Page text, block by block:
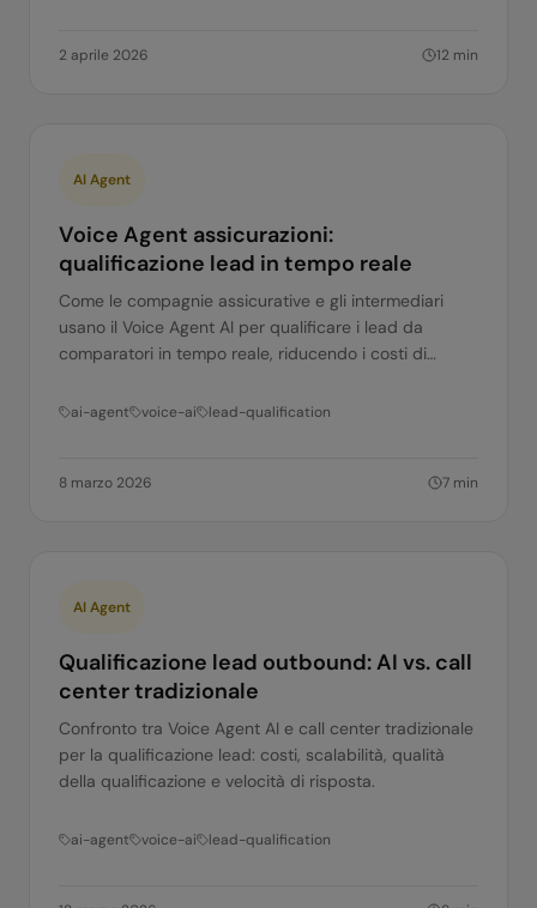
2 aprile 2026 12 min
AI Agent
Voice Agent assicurazioni:
qualificazione lead in tempo reale
Come le compagnie assicurative e gli intermediari
usano il Voice Agent AI per qualificare i lead da
comparatori in tempo reale, riducendo i costi di
ai-agent voice-ai lead-qualification
8 marzo 2026 7 min
AI Agent
Qualificazione lead outbound: AI vs. call
center tradizionale
Confronto tra Voice Agent AI e call center tradizionale
per la qualificazione lead: costi, scalabilità, qualità
della qualificazione e velocità di risposta.
ai-agent voice-ai lead-qualification